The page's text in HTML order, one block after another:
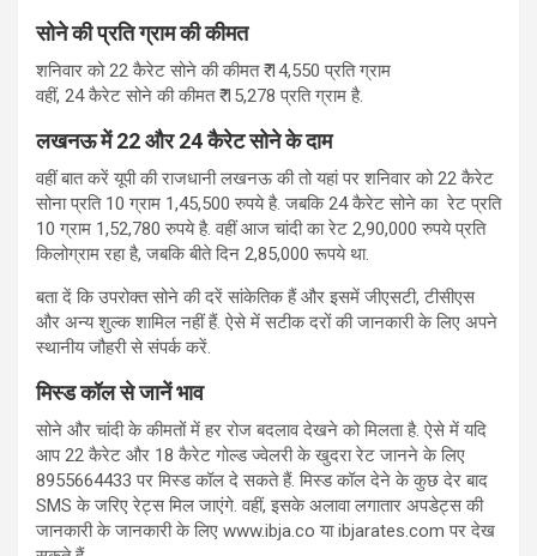
सोने की प्रति ग्राम की कीमत
शनिवार को 22 कैरेट सोने की कीमत ₹ 14,550 प्रति ग्राम
वहीं, 24 कैरेट सोने की कीमत ₹ 15,278 प्रति ग्राम है.
लखनऊ में 22 और 24 कैरेट सोने के दाम
वहीं बात करें यूपी की राजधानी लखनऊ की तो यहां पर शनिवार को 22 कैरेट
सोना प्रति 10 ग्राम 1,45,500 रुपये है. जबकि 24 कैरेट सोने का रेट प्रति
10 ग्राम 1,52,780 रुपये है. वहीं आज चांदी का रेट 2,90,000 रुपये प्रति
किलोग्राम रहा है, जबकि बीते दिन 2,85,000 रूपये था.
बता दें कि उपरोक्त सोने की दरें सांकेतिक हैं और इसमें जीएसटी, टीसीएस
और अन्य शुल्क शामिल नहीं हैं. ऐसे में सटीक दरों की जानकारी के लिए अपने
स्थानीय जौहरी से संपर्क करें.
मिस्ड कॉल से जानें भाव
सोने और चांदी के कीमतों में हर रोज बदलाव देखने को मिलता है. ऐसे में यदि
आप 22 कैरेट और 18 कैरेट गोल्ड ज्वेलरी के खुदरा रेट जानने के लिए
8955664433 पर मिस्ड कॉल दे सकते हैं. मिस्‍ड कॉल देने के कुछ देर बाद
SMS के जरिए रेट्स मिल जाएंगे. वहीं, इसके अलावा लगातार अपडेट्स की
जानकारी के जानकारी के लिए www.ibja.co या ibjarates.com पर देख